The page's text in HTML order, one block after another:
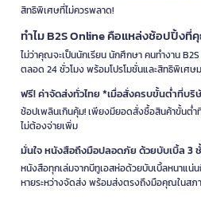
สิทธิพิเศษที่ไม่ควรพลาด!
ทำไม B2S Online คือแหล่งช้อปปิ้งที่
ไม่ว่าคุณจะเป็นนักเรียน นักศึกษา คนทำงาน
ตลอด 24 ชั่วโมง พร้อมโปรโมชั่นและสิทธิพิเศษ
ฟรี! ค่าจัดส่งทั่วไทย *เมื่อสั่งครบขั้นต่ำที่บริ
ช้อปเพลินเกินคุ้ม! เพียงมียอดสั่งซื้อสินค้าขั้นต่
ไม่ต้องจ่ายเพิ่ม
มั่นใจ หนังสือถึงมือปลอดภัย ด้วยบับเบิ้ล 3
หนังสือทุกเล่มจากบีทูเอสห่อด้วยบับเบิ้ลหนาแน่
หายระหว่างจัดส่ง พร้อมส่งตรงถึงมือคุณในส